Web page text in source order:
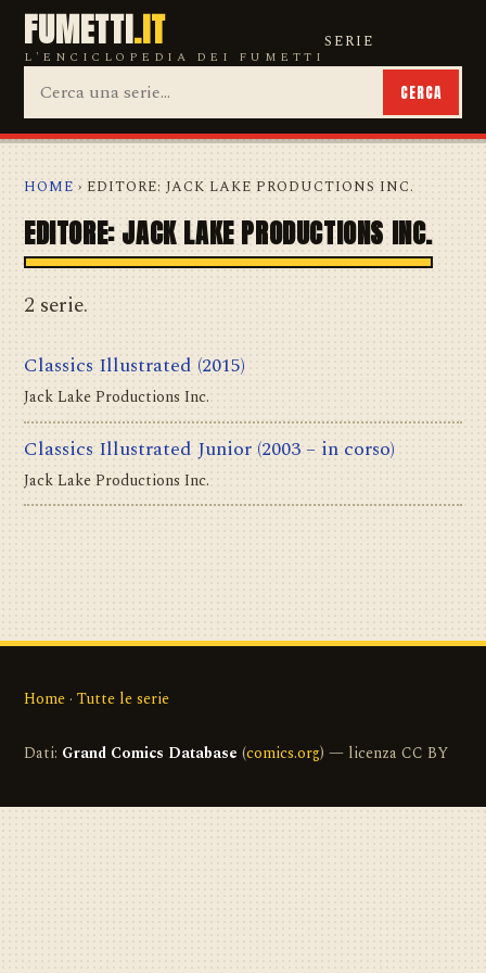
FUMETTI.IT
L'ENCICLOPEDIA DEI FUMETTI
SERIE
CERCA
HOME › EDITORE: JACK LAKE PRODUCTIONS INC.
EDITORE: JACK LAKE PRODUCTIONS INC.
2 serie.
Classics Illustrated (2015)
Jack Lake Productions Inc.
Classics Illustrated Junior (2003 – in corso)
Jack Lake Productions Inc.
Home · Tutte le serie
Dati: Grand Comics Database (comics.org) — licenza CC BY